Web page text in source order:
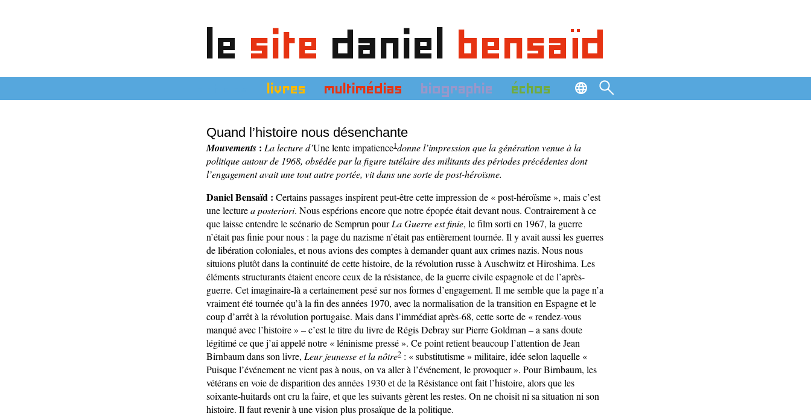
le site daniel bensaïd
livres multimédias biographie échos
Quand l’histoire nous désenchante
Mouvements : La lecture d’Une lente impatience1donne l’impression que la génération venue à la
politique autour de 1968, obsédée par la figure tutélaire des militants des périodes précédentes dont
l’engagement avait une tout autre portée, vit dans une sorte de post-héroïsme.
Daniel Bensaïd : Certains passages inspirent peut-être cette impression de « post-héroïsme », mais c’est
une lecturea posteriori. Nous espérions encore que notre épopée était devant nous. Contrairement à ce
que laisse entendre le scénario de Semprun pourLa Guerre est finie, le film sorti en 1967, la guerre
n’était pas finie pour nous : la page du nazisme n’était pas entièrement tournée. Il y avait aussi les guerres
de libération coloniales, et nous avions des comptes à demander quant aux crimes nazis. Nous nous
situions plutôt dans la continuité de cette histoire, de la révolution russe à Auschwitz et Hiroshima. Les
éléments structurants étaient encore ceux de la résistance, de la guerre civile espagnole et de l’après-
guerre. Cet imaginaire-là a certainement pesé sur nos formes d’engagement. Il me semble que la page n’a
vraiment été tournée qu’à la fin des années 1970, avec la normalisation de la transition en Espagne et le
coup d’arrêt à la révolution portugaise. Mais dans l’immédiat après-68, cette sorte de « rendez-vous
manqué avec l’histoire » – c’est le titre du livre de Régis Debray sur Pierre Goldman – a sans doute
légitimé ce que j’ai appelé notre « léninisme pressé ». Ce point retient beaucoup l’attention de Jean
Birnbaum dans son livre, Leur jeunesse et la nôtre2 : « substitutisme » militaire, idée selon laquelle «
Puisque l’événement ne vient pas à nous, on va aller à l’événement, le provoquer ». Pour Birnbaum, les
vétérans en voie de disparition des années 1930 et de la Résistance ont fait l’histoire, alors que les
soixante-huitards ont cru la faire, et que les suivants gèrent les restes. On ne choisit ni sa situation ni son
histoire. Il faut revenir à une vision plus prosaïque de la politique.